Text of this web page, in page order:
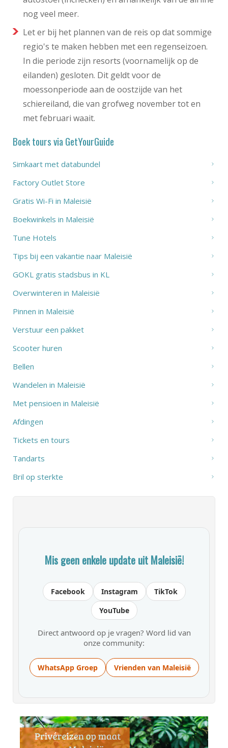
nog veel meer.
Let er bij het plannen van de reis op dat sommige
regio's te maken hebben met een regenseizoen.
In die periode zijn resorts (voornamelijk op de
eilanden) gesloten. Dit geldt voor de
moessonperiode aan de oostzijde van het
schiereiland, die van grofweg november tot en
met februari waait.
Boek tours via GetYourGuide
Simkaart met databundel
Factory Outlet Store
Gratis Wi-Fi in Maleisië
Boekwinkels in Maleisië
Tune Hotels
Tips bij een vakantie naar Maleisië
GOKL gratis stadsbus in KL
Overwinteren in Maleisië
Pinnen in Maleisië
Verstuur een pakket
Scooter huren
Bellen
Wandelen in Maleisië
Met pensioen in Maleisië
Afdingen
Tickets en tours
Tandarts
Bril op sterkte
Mis geen enkele update uit Maleisië!
Facebook Instagram
TikTok
YouTube
Direct antwoord op je vragen? Word lid van
onze community:
WhatsApp Groep Vrienden van Maleisië